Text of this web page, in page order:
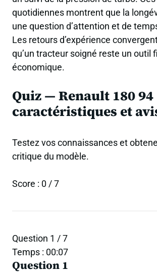
quotidiennes montrent que la
une question d’attention et de
Les retours d’expérience
qu’un tracteur soigné reste un outil
économique.
Quiz — Renault 180 94
caractéristiques et
Testez vos connaissances et
critique du modèle.
Score : 0 / 7
Question 1 / 7
Temps : 00:08
Question 1